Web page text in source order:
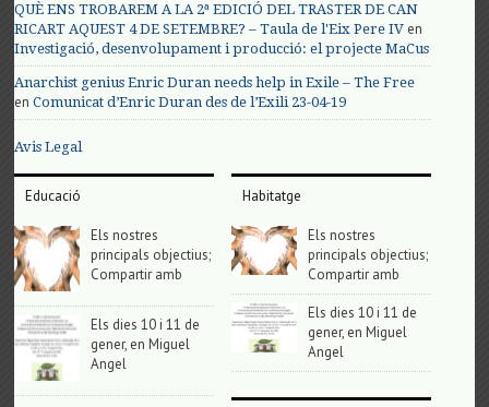
QUÈ ENS TROBAREM A LA 2ª EDICIÓ DEL TRASTER DE CAN
RICART AQUEST 4 DE SETEMBRE? – Taula de l'Eix Pere IV en
Investigació, desenvolupament i producció: el projecte MaCus
Anarchist genius Enric Duran needs help in Exile – The Free
enComunicat d’Enric Duran des de l’Exili 23-04-19
Avis Legal
Educació
Els nostres
principals objectius;
Compartir amb
Els dies 10 i 11 de
gener, en Miguel
Angel
Habitatge
Els nostres
principals objectius;
Compartir amb
Els dies 10 i 11 de
gener, en Miguel
Angel